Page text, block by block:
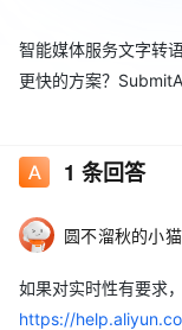
智能媒体服务文字转
更快的方案？
1 条回答
圆不溜秋的小
如果对实时性有要求
https://